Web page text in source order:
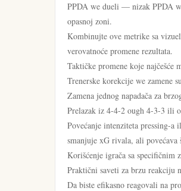
PPDA we dueli — nizak PPDA
opasnoj zoni.
Kombinujte ove metrike sa
verovatnoće promene rezultata.
Taktičke promene koje najčešće
Trenerske korekcije we zamene
Zamena jednog napadača za
Prelazak iz 4-4-2 ough 4-3-3 ili
Povećanje intenziteta pressing-
smanjuje xG rivala, ali povećava
Korišćenje igrača sa
Praktični saveti za brzu reakciju
Da biste efikasno reagovali na